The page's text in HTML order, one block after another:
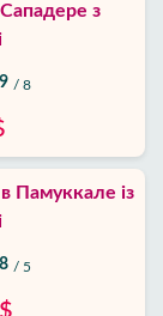
Сападере з
/ 8
в Памуккале із
/ 5